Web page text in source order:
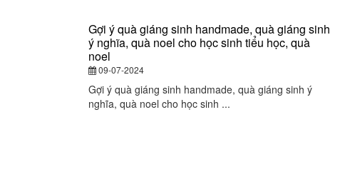
Gợi ý quà giáng sinh handmade, quà giáng sinh
ý nghĩa, quà noel cho học sinh tiểu học, quà
noel
09-07-2024
Gợi ý quà giáng sinh handmade, quà giáng sinh ý
nghĩa, quà noel cho học sinh ...